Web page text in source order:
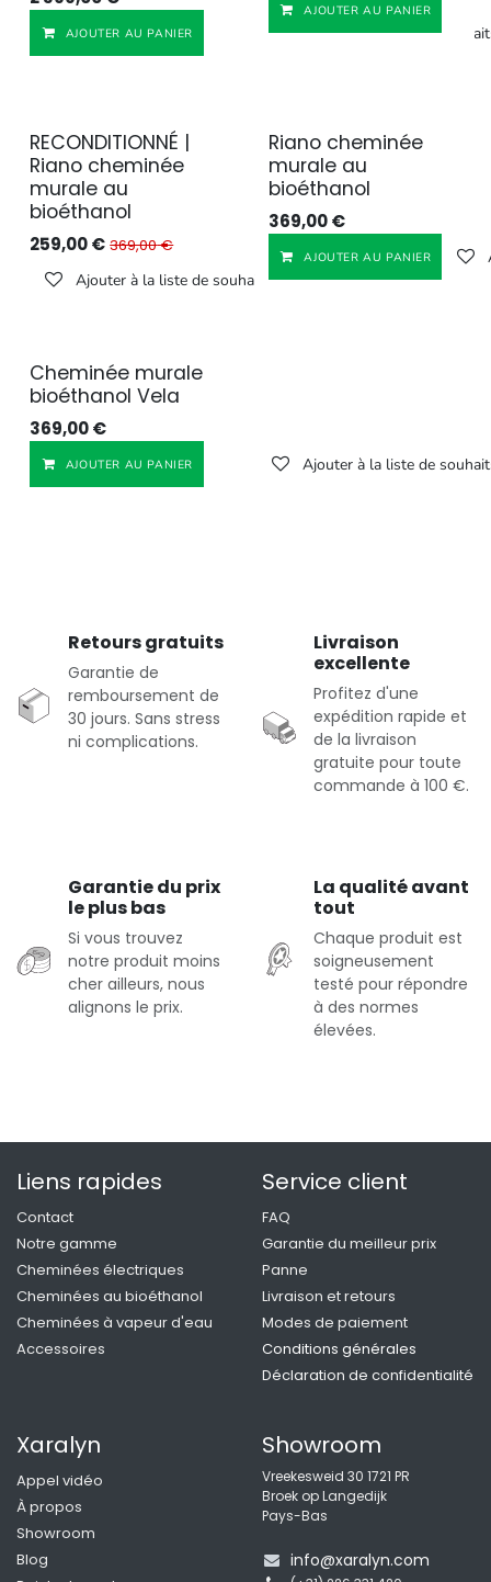
AJOUTER AU PANIER Ajouter à la liste de
AJOUTER AU PANIER
Reconditionné
RECONDITIONNÉ |
Riano cheminée
murale au
bioéthanol
259,00€ 369,00€
Ajouter à la liste de souhaits
Riano cheminée
murale au
bioéthanol
369,00€
AJOUTER AU PANIER
Cheminée murale
bioéthanol Vela
369,00€
AJOUTER AU PANIER Ajouter à la liste de
Retours gratuits
Garantie de
remboursement de
30 jours. Sans stress
ni complications.
Livraison
excellente
Profitez d'une
expédition rapide et
de la livraison
gratuite pour toute
commande à 100 €.
Garantie du prix
le plus bas
Si vous trouvez
notre produit moins
cher ailleurs, nous
alignons le prix.
La qualité avant
tout
Chaque produit est
soigneusement
testé pour répondre
à des normes
élevées.
Liens rapides
Contact
Notre gamme
Cheminées électriques
Cheminées au bioéthanol
Cheminées à vapeur d'eau
Accessoires
Service client
FAQ
Garantie du meilleur prix
Panne
Livraison et retours
Modes de paiement
Conditions générales
Déclaration de confidentialité
Xaralyn
Appel vidéo
À propos
Showroom
Blog
Showroom
Vreekesweid 30 1721 PR
Broek op Langedijk
Pays-Bas
info@xaralyn.com